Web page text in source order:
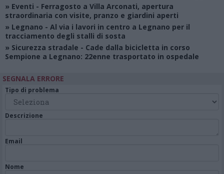
» Eventi - Ferragosto a Villa Arconati, apertura
straordinaria con visite, pranzo e giardini aperti
» Legnano - Al via i lavori in centro a Legnano per il
tracciamento degli stalli di sosta
» Sicurezza stradale - Cade dalla bicicletta in corso
Sempione a Legnano: 22enne trasportato in ospedale
SEGNALA ERRORE
Tipo di problema
Descrizione
Email
Nome